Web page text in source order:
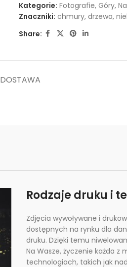
Kategorie: Fotografie, Góry,
Znaczniki: chmury, drzewa,
Share:
DOSTAWA
Rodzaje druku i
Zdjęcia wywoływane i
dostępnych na rynku dla
druku. Dzięki temu
Na Wasze, życzenie każda
technologiach, takich jak